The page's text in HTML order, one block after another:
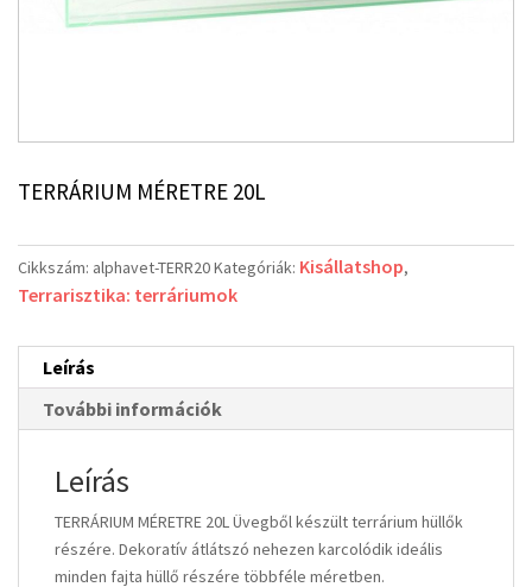
TERRÁRIUM MÉRETRE 20L
Cikkszám: alphavet-TERR20Kategóriák: Kisállatshop,
Terrarisztika: terráriumok
Leírás
További információk
Leírás
TERRÁRIUM MÉRETRE 20L Üvegből készült terrárium hüllők
részére. Dekoratív átlátszó nehezen karcolódik ideális
minden fajta hüllő részére többféle méretben.